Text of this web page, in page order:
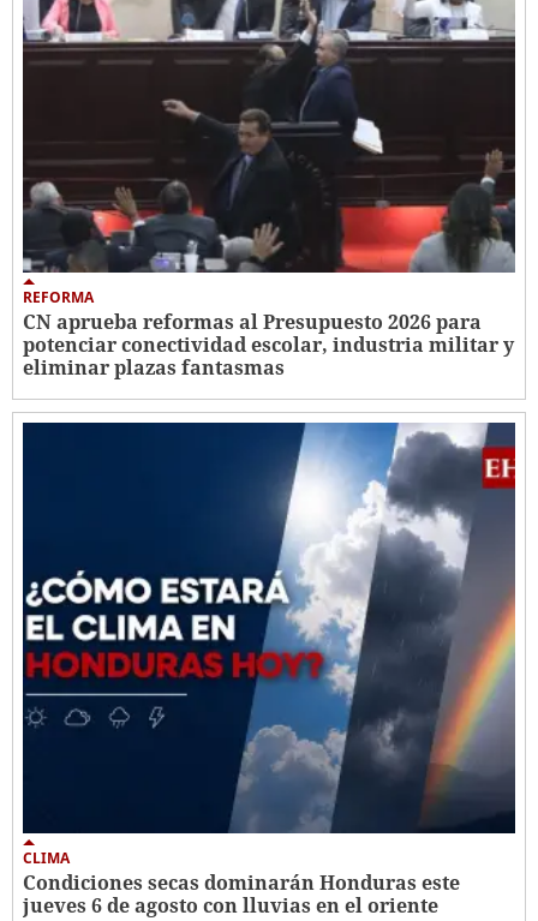
REFORMA
CN aprueba reformas al Presupuesto 2026 para
potenciar conectividad escolar, industria militar y
eliminar plazas fantasmas
CLIMA
Condiciones secas dominarán Honduras este
jueves 6 de agosto con lluvias en el oriente